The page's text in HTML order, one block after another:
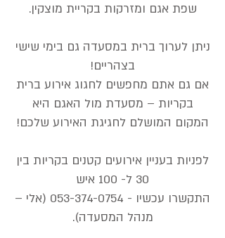
שפת אגם ומזרקות בקריית מוצקין.
ניתן לערוך ברית במסעדה גם בימי שישי
בצהריים!
אם גם אתם מחפשים לחגוג אירוע ברית
בקריות – מסעדת מול האגם היא
המקום המושלם לחגיגת האירוע שלכם!
לפניות בעניין אירועים קטנים בקריות בין
30 ל- 100 איש
התקשרו עכשיו - 053-374-0754 (אלי –
מנהל המסעדה).